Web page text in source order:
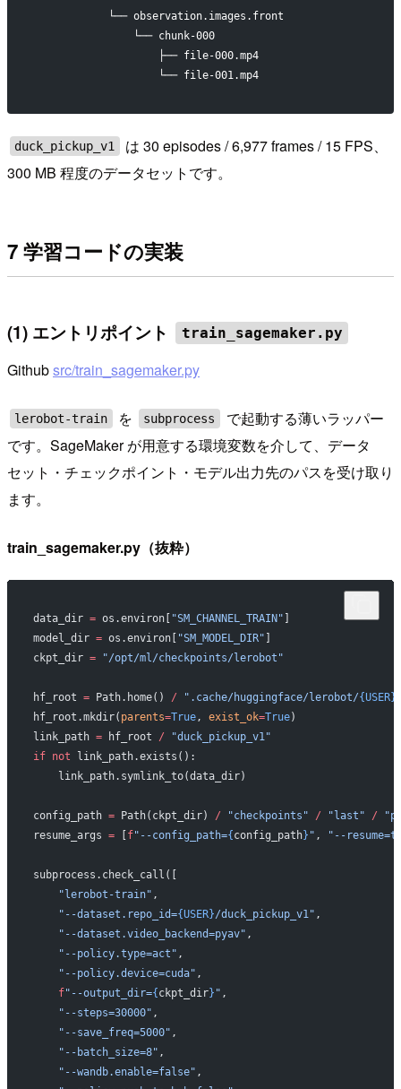
            └── observation.images.front
                └── chunk-000
                    ├── file-000.mp4
                    └── file-001.mp4
duck_pickup_v1
は 30 episodes / 6,977 frames / 15 FPS、
300 MB 程度のデータセットです。
7 学習コードの実装
(1) エントリポイント train_sagemaker.py
Githubsrc/train_sagemaker.py
lerobot-train を subprocess
で起動する薄いラッパー
です。SageMaker が用意する環境変数を介して、データ
セット・チェックポイント・モデル出力先のパスを受け取り
ます。
train_sagemaker.py（抜粋）
data_dir = os.environ[ "SM_CHANNEL_TRAIN" ]
model_dir = os.environ[ "SM_MODEL_DIR" ]
ckpt_dir = "/opt/ml/checkpoints/lerobot"
hf_root = Path.home() / ".cache/huggingface/lerobot/{USER}
hf_root.mkdir( parents=True, exist_ok=True)
link_path = hf_root / "duck_pickup_v1"
if not link_path.exists():
    link_path.symlink_to(data_dir)
config_path = Path(ckpt_dir) / "checkpoints" / "last" /
resume_args = [f"--config_path={config_path} " , "--
subprocess.check_call([
    "lerobot-train"
,
    "--dataset.repo_id=
{USER}/duck_pickup_v1" ,
    "--dataset.video_backend=pyav"
,
    "--policy.type=act"
,
    "--policy.device=cuda"
,
    f
"--output_dir={ckpt_dir} " ,
    "--steps=30000"
,
    "--save_freq=5000"
,
    "--batch_size=8"
,
    "--wandb.enable=false"
,